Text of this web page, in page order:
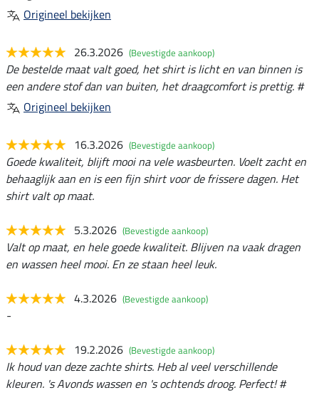
Origineel bekijken
26.3.2026 (Bevestigde aankoop)
De bestelde maat valt goed, het shirt is licht en van binnen is
een andere stof dan van buiten, het draagcomfort is prettig. #
Origineel bekijken
16.3.2026 (Bevestigde aankoop)
Goede kwaliteit, blijft mooi na vele wasbeurten. Voelt zacht en
behaaglijk aan en is een fijn shirt voor de frissere dagen. Het
shirt valt op maat.
5.3.2026 (Bevestigde aankoop)
Valt op maat, en hele goede kwaliteit. Blijven na vaak dragen
en wassen heel mooi. En ze staan heel leuk.
4.3.2026 (Bevestigde aankoop)
-
19.2.2026 (Bevestigde aankoop)
Ik houd van deze zachte shirts. Heb al veel verschillende
kleuren. 's Avonds wassen en 's ochtends droog. Perfect! #